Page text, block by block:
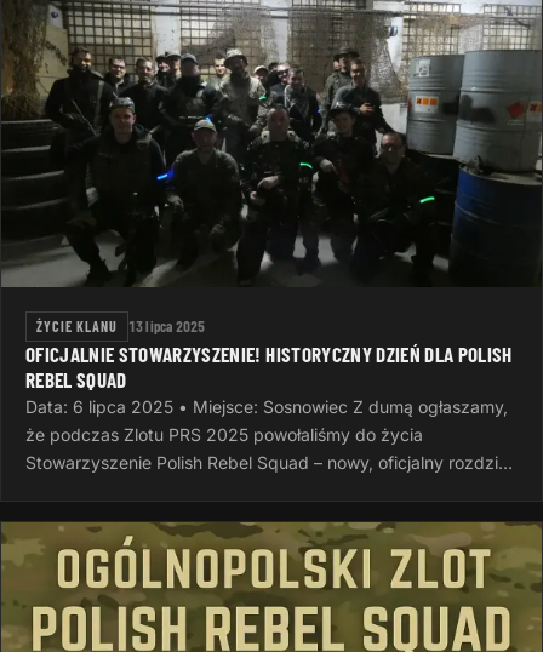
ŻYCIE KLANU 13 lipca 2025
OFICJALNIE STOWARZYSZENIE! HISTORYCZNY DZIEŃ DLA POLISH
REBEL SQUAD
Data: 6 lipca 2025 • Miejsce: Sosnowiec Z dumą ogłaszamy,
że podczas Zlotu PRS 2025 powołaliśmy do życia
Stowarzyszenie Polish Rebel Squad – nowy, oficjalny rozdział